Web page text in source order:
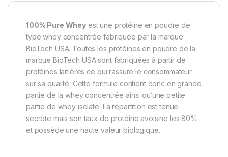
100% Pure Whey est une protéine en poudre de
type whey concentrée fabriquée par la marque
BioTech USA. Toutes les protéines en poudre de la
marque BioTech USA sont fabriquées à partir de
protéines laitières ce qui rassure le consommateur
sur sa qualité. Cette formule contient donc en grande
partie de la whey concentrée ainsi qu’une petite
partie de whey isolate. La répartition est tenue
secrète mais son taux de protéine avoisine les 80%
et possède une haute valeur biologique.